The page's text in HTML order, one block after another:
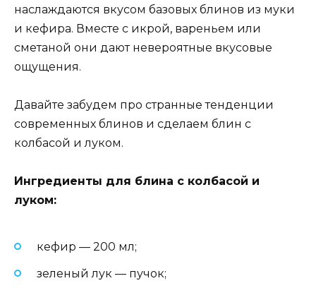
наслаждаются вкусом базовых блинов из муки
и кефира. Вместе с икрой, вареньем или
сметаной они дают невероятные вкусовые
ощущения.
Давайте забудем про странные тенденции
современных блинов и сделаем блин с
колбасой и луком.
Ингредиенты для блина с колбасой и
луком:
кефир — 200 мл;
зеленый лук — пучок;